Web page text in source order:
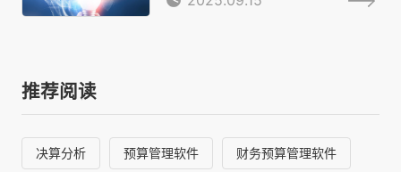
推荐阅读
决算分析 预算管理软件 财务预算管理软件